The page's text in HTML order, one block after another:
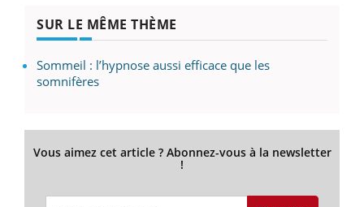
SUR LE MÊME THÈME
Sommeil : l’hypnose aussi efficace que les
somnifères
Vous aimez cet article ? Abonnez-vous à la newsletter
!